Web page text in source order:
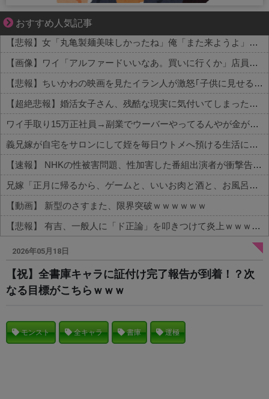
おすすめ人気記事
それは純愛か、それともストーカー疑惑か
【悲報】女「丸亀製麺美味しかったね」俺「また来ようよ」店員「お会計2380円になりまーす」→その後『こう』なったんだが俺悪くないよな？？？？？？？？
【画像】ワイ「アルファードいいなあ。買いに行くか」店員「ほいっ見積もりな！」ワイ「金額おかしくね？」←お前らもそう思うよな？？？？？
【悲報】ちいかわの映画を見たイラン人が激怒｢子供に見せる内容じゃない｡悪影響は計り知れない｣←これw w w w w w w w w
【超絶悲報】婚活女子さん、残酷な現実に気付いてしまった結果…
ワイ手取り15万正社員→副業でウーバーやってるんやが金がない
義兄嫁が自宅をサロンにして姪を毎日ウトメへ預ける生活に。数年後、そのツケが一気に回ってきて…
【速報】 NHKの性被害問題、性加害した番組出演者が衝撃告白！
兄嫁「正月に帰るから、ゲームと、いいお肉と酒と、お風呂グッズの準備しとけよ」寝起きの私「知るかボケ」兄嫁「キィィィィー！！！！」私「あ…」
【動画】 新型のさすまた、限界突破ｗｗｗｗｗｗ
【悲報】 有吉、一般人に「ド正論」を叩きつけて炎上ｗｗｗｗｗｗｗｗ
Powered by livedoor 相互RSS
2026年05月18日
【祝】全書庫キャラに証付け完了報告が到着！？次
なる目標がこちらｗｗｗ
モンスト 全キャラ 書庫 運極